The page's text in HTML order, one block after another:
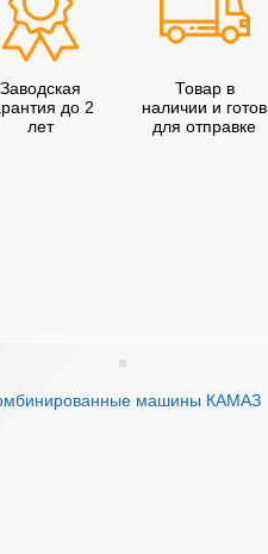
Заводская
до 2
лет
Товар в
наличии и готов
для отправке
машины КАМАЗ